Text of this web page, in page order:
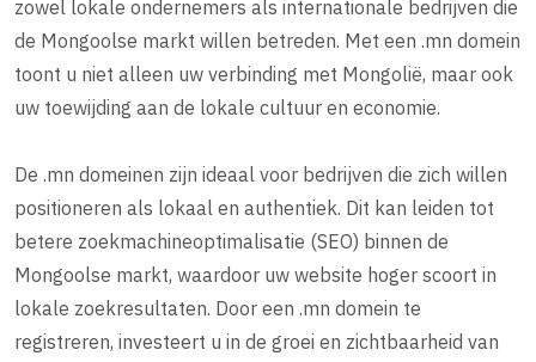
zowel lokale ondernemers als internationale bedrijven die
de Mongoolse markt willen betreden. Met een .mn domein
toont u niet alleen uw verbinding met Mongolië, maar ook
uw toewijding aan de lokale cultuur en economie.
De .mn domeinen zijn ideaal voor bedrijven die zich willen
positioneren als lokaal en authentiek. Dit kan leiden tot
betere zoekmachineoptimalisatie (SEO) binnen de
Mongoolse markt, waardoor uw website hoger scoort in
lokale zoekresultaten. Door een .mn domein te
registreren, investeert u in de groei en zichtbaarheid van